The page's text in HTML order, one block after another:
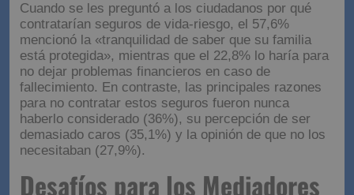
Cuando se les preguntó a los ciudadanos por qué
contratarían seguros de vida-riesgo, el 57,6%
mencionó la «tranquilidad de saber que su familia
está protegida», mientras que el 22,8% lo haría para
no dejar problemas financieros en caso de
fallecimiento. En contraste, las principales razones
para no contratar estos seguros fueron nunca
haberlo considerado (36%), su percepción de ser
demasiado caros (35,1%) y la opinión de que no los
necesitaban (27,9%).
Desafíos para los Mediadores